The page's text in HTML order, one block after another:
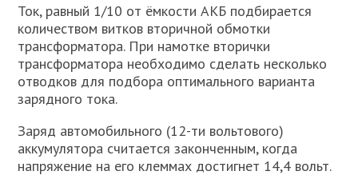
Ток, равный 1/10 от ёмкости АКБ подбирается
количеством витков вторичной обмотки
трансформатора. При намотке вторички
трансформатора необходимо сделать несколько
отводков для подбора оптимального варианта
зарядного тока.
Заряд автомобильного (12-ти вольтового)
аккумулятора считается законченным, когда
напряжение на его клеммах достигнет 14,4 вольт.